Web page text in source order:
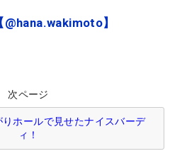
】
次ページ
りホールで見せたナイスバーデ
ィ！